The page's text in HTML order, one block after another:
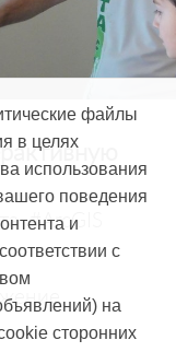
#ArcGIS
файлы
в целях
использования
поведения
и
с
на
сторонних